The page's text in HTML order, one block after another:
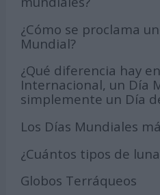
¿Cómo se proclama
Mundial?
¿Qué diferencia hay
Internacional, un Día
simplemente un Día
Los Días Mundiales
¿Cuántos tipos de
Globos Terráqueos